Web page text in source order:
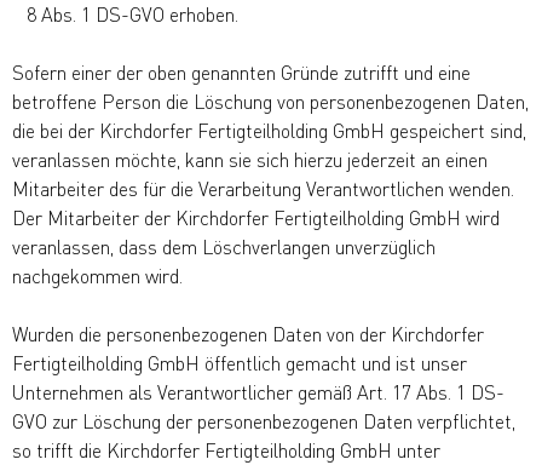
8 Abs. 1 DS-GVO erhoben.
Sofern einer der oben genannten Gründe zutrifft und eine
betroffene Person die Löschung von personenbezogenen Daten,
die bei der Kirchdorfer Fertigteilholding GmbH gespeichert sind,
veranlassen möchte, kann sie sich hierzu jederzeit an einen
Mitarbeiter des für die Verarbeitung Verantwortlichen wenden.
Der Mitarbeiter der Kirchdorfer Fertigteilholding GmbH wird
veranlassen, dass dem Löschverlangen unverzüglich
nachgekommen wird.
Wurden die personenbezogenen Daten von der Kirchdorfer
Fertigteilholding GmbH öffentlich gemacht und ist unser
Unternehmen als Verantwortlicher gemäß Art. 17 Abs. 1 DS-
GVO zur Löschung der personenbezogenen Daten verpflichtet,
so trifft die Kirchdorfer Fertigteilholding GmbH unter